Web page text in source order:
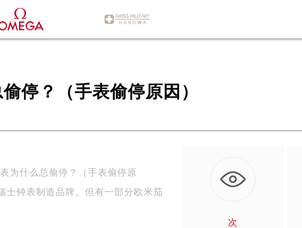
停？（手表偷停原因）
为什么总偷停？（手表偷停原
士钟表制造品牌。但有一部分欧米茄
次